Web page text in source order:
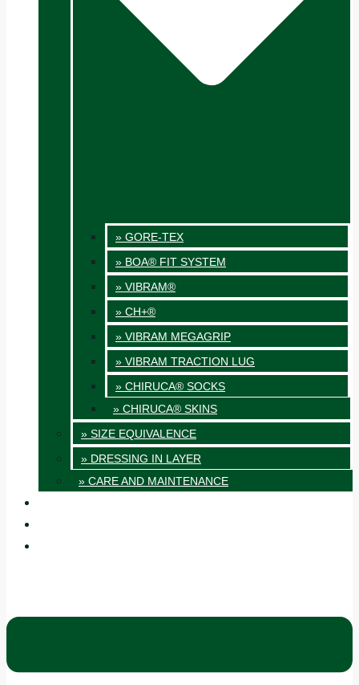
» GORE-TEX
» BOA® FIT SYSTEM
» VIBRAM®
» CH+®
» VIBRAM MEGAGRIP
» VIBRAM TRACTION LUG
» CHIRUCA® SOCKS
» CHIRUCA® SKINS
» SIZE EQUIVALENCE
» DRESSING IN LAYER
» CARE AND MAINTENANCE